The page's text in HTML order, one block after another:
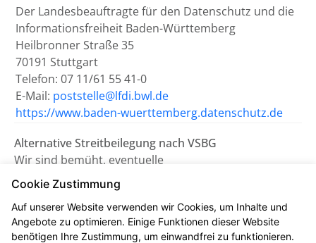
Der Landesbeauftragte für den Datenschutz und die
Informationsfreiheit Baden-Württemberg
Heilbronner Straße 35
70191 Stuttgart
Telefon: 07 11/61 55 41-0
E-Mail: poststelle@lfdi.bwl.de
https://www.baden-wuerttemberg.datenschutz.de
Alternative Streitbeilegung nach VSBG
Wir sind bemüht, eventuelle
Meinungsverschiedenheiten aus unserem Vertrag
einvernehmlich beizulegen. Uns erreichen Sie dazu
auch per E-Mail unterstadt-
apotheke.boennigheim@t-online.de.
Cookie Zustimmung
Auf unserer Website verwenden wir Cookies, um Inhalte und
Angebote zu optimieren. Einige Funktionen dieser Website
benötigen Ihre Zustimmung, um einwandfrei zu funktionieren.